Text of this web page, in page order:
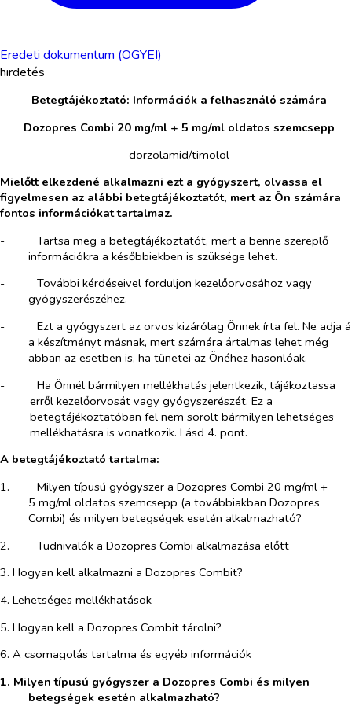
Eredeti dokumentum (OGYEI)
hirdetés
Betegtájékoztató: Információk a felhasználó számára
Dozopres Combi 20 mg/ml + 5 mg/ml oldatos szemcsepp
dorzolamid/timolol
Mielőtt elkezdené alkalmazni ezt a gyógyszert, olvassa el
figyelmesen az alábbi betegtájékoztatót, mert az Ön számára
fontos információkat tartalmaz.
-​
Tartsa meg a betegtájékoztatót, mert a benne szereplő
információkra a későbbiek​ben is szüksége lehet.
-​
További kérdéseivel forduljon kezelőorvosához vagy
gyógyszerészéhez.
-​
Ezt a gyógyszert az orvos kizárólag Önnek írta fel. Ne adja
a készítményt másnak, mert számára ártalmas lehet még
abban az esetben is, ha tünetei az Önéhez hasonlóak.
-​
Ha Önnél bármilyen mellékhatás jelentkezik, tájékoztassa
erről kezelőorvosát vagy gyógyszerészét. Ez a
betegtájékoztatóban fel nem sorolt bármilyen lehetséges
mellékhatásra is vonatkozik. Lásd 4. pont.
A betegtájékoztató tartalma:
1.​
Milyen típusú gyógyszer a Dozopres Combi 20 mg/ml +
5 mg/ml oldatos szemcsepp (a továbbiakban Dozopres
Combi) és milyen betegségek esetén alkalmazható?
2.​
Tudnivalók a Dozopres Combi alkalmazása előtt
3. Hogyan kell alkalmazni a Dozopres Combit?
4. Lehetséges mellékhatások
5. Hogyan kell a Dozopres Combit tárolni?
6. A csomagolás tartalma és egyéb információk
1. Milyen típusú gyógyszer a Dozopres Combi és milyen
betegségek esetén alkalmazható?